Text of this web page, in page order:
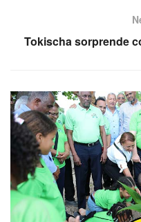
Tokischa sorprende